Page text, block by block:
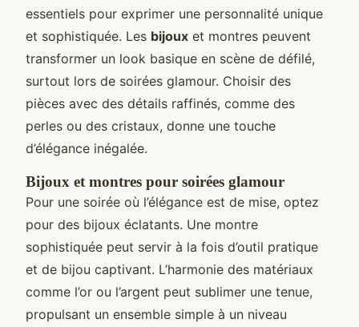
essentiels pour exprimer une personnalité unique
et sophistiquée. Les bijoux et montres peuvent
transformer un look basique en scène de défilé,
surtout lors de soirées glamour. Choisir des
pièces avec des détails raffinés, comme des
perles ou des cristaux, donne une touche
d’élégance inégalée.
Bijoux et montres pour soirées glamour
Pour une soirée où l’élégance est de mise, optez
pour des bijoux éclatants. Une montre
sophistiquée peut servir à la fois d’outil pratique
et de bijou captivant. L’harmonie des matériaux
comme l’or ou l’argent peut sublimer une tenue,
propulsant un ensemble simple à un niveau